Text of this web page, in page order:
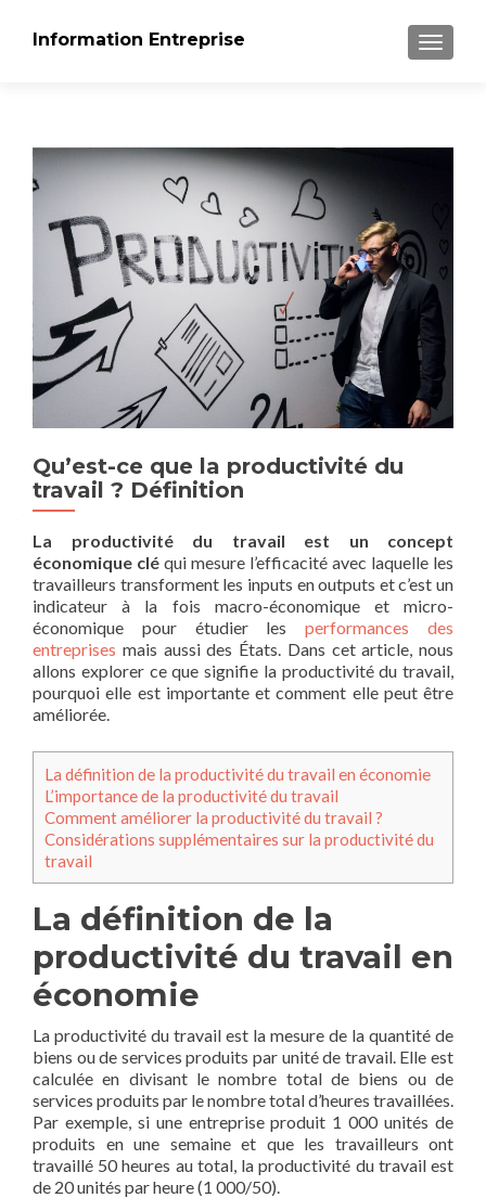
Information Entreprise
Qu’est-ce que la productivité du
travail ? Définition
La productivité du travail est un concept
économique clé qui mesure l’efficacité avec laquelle les
travailleurs transforment les inputs en outputs et c’est un
indicateur à la fois macro-économique et micro-
économique pour étudier lesperformances des
entreprises mais aussi des États. Dans cet article, nous
allons explorer ce que signifie la productivité du travail,
pourquoi elle est importante et comment elle peut être
améliorée.
La définition de la productivité du travail en économie
L’importance de la productivité du travail
Comment améliorer la productivité du travail ?
Considérations supplémentaires sur la productivité du
travail
La définition de la
productivité du travail en
économie
La productivité du travail est la mesure de la quantité de
biens ou de services produits par unité de travail. Elle est
calculée en divisant le nombre total de biens ou de
services produits par le nombre total d’heures travaillées.
Par exemple, si une entreprise produit 1 000 unités de
produits en une semaine et que les travailleurs ont
travaillé 50 heures au total, la productivité du travail est
de 20 unités par heure (1 000/50).